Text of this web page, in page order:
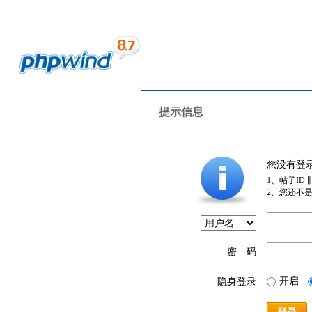
提示信息
您没有登
1、帖子ID
2、您还不
密 码
隐身登录 开启